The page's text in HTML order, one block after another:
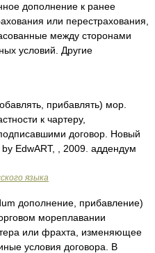
дополнение к ранее
или перестрахования,
между сторонами
условий. Другие
прибавлять) мор.
к чартеру,
договор. Новый
EdwART, , 2009. аддендум
языка
дополнение, прибавление)
мореплавании
или фрахта, изменяющее
условия договора. В